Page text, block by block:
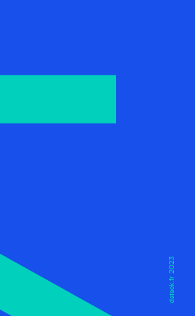
datack.fr 2023